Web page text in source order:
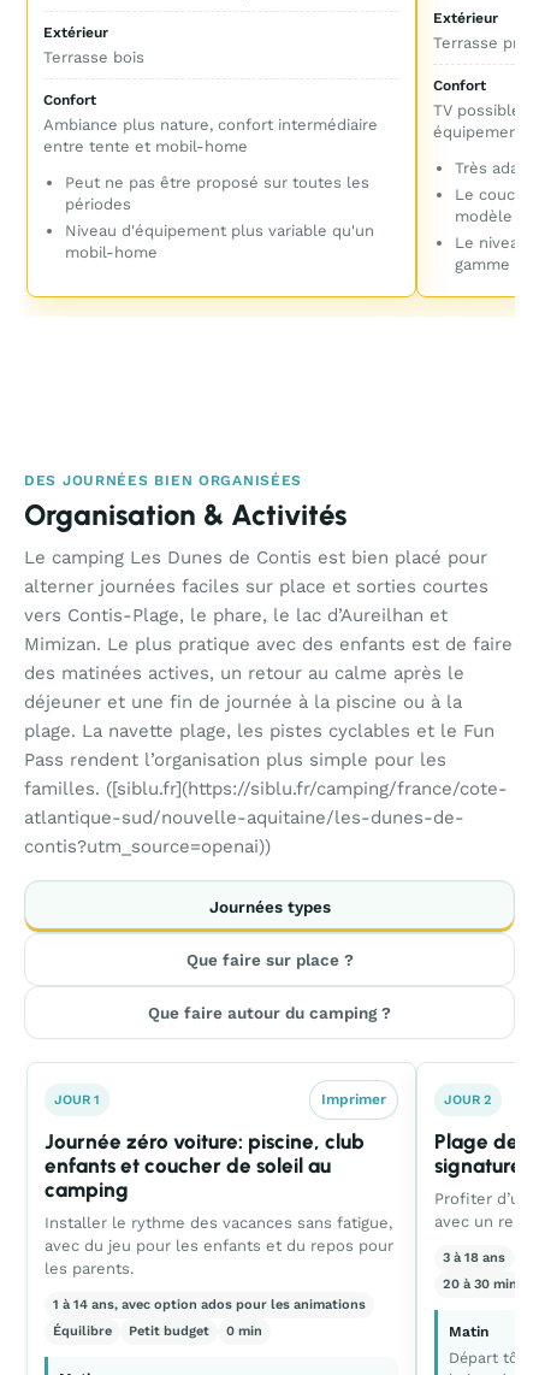
Extérieur
Terrasse
Confort
TV possible,
équipements
Très
Le
modèle
Le niveau
gamme
Extérieur
Terrasse bois
Confort
Ambiance plus nature, confort intermédiaire
entre tente et mobil-home
Peut ne pas être proposé sur toutes les
périodes
Niveau d'équipement plus variable qu'un
mobil-home
DES JOURNÉES BIEN ORGANISÉES
Organisation & Activités
Le camping Les Dunes de Contis est bien placé pour
alterner journées faciles sur place et sorties courtes
vers Contis-Plage, le phare, le lac d’Aureilhan et
Mimizan. Le plus pratique avec des enfants est de faire
des matinées actives, un retour au calme après le
déjeuner et une fin de journée à la piscine ou à la
plage. La navette plage, les pistes cyclables et le Fun
Pass rendent l’organisation plus simple pour les
familles. ([siblu.fr](https://siblu.fr/camping/france/cote-
atlantique-sud/nouvelle-aquitaine/les-dunes-de-
contis?utm_source=openai))
Journées types
Que faire sur place ?
Que faire autour du camping ?
JOUR 1 Imprimer
Journée zéro voiture: piscine, club
enfants et coucher de soleil au
camping
Installer le rythme des vacances sans fatigue,
avec du jeu pour les enfants et du repos pour
les parents.
1 à 14 ans, avec option ados pour les animations
Équilibre
Petit budget 0 min
JOUR 2
Plage de
signature
Profiter
avec un
3 à 18 ans
20 à 30 min
Matin
Départ tôt